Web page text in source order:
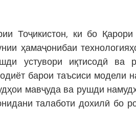
Тоҷикистон, ки бо
ҳамаҷонибаи
устувори иқтисодӣ ва
барои таъсиси модели
мавҷуда ва рушди
талаботи дохилӣ бо